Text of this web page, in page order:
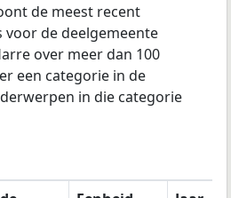
de meest recent
voor de deelgemeente
over meer dan 100
een categorie in de
in die categorie